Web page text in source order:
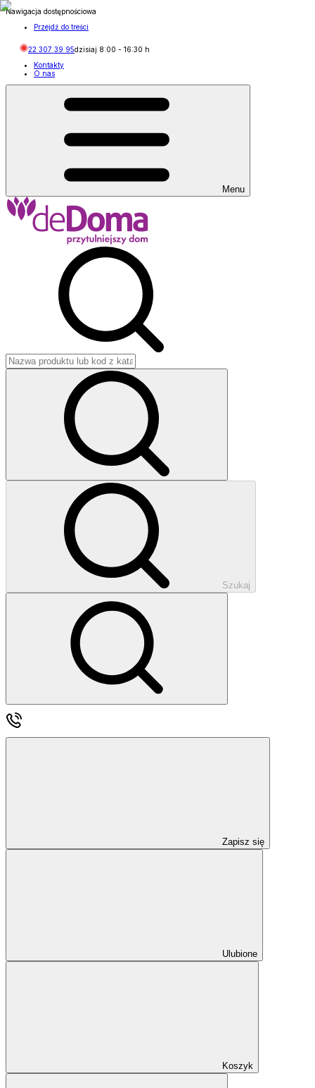
Nawigacja dostępnościowa
Przejdź do treści
22 307 39 95dzisiaj 8:00 - 16:30 h
Kontakty
O nas
Menu
Szukaj
Zapisz się
Ulubione
Koszyk